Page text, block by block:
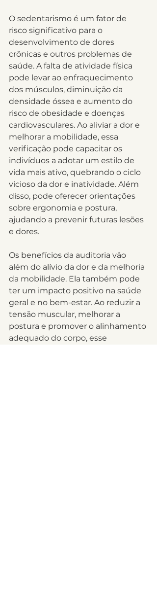
O sedentarismo é um fator de
risco significativo para o
desenvolvimento de dores
crônicas e outros problemas de
saúde. A falta de atividade física
pode levar ao enfraquecimento
dos músculos, diminuição da
densidade óssea e aumento do
risco de obesidade e doenças
cardiovasculares. Ao aliviar a dor e
melhorar a mobilidade, essa
verificação pode capacitar os
indivíduos a adotar um estilo de
vida mais ativo, quebrando o ciclo
vicioso da dor e inatividade. Além
disso, pode oferecer orientações
sobre ergonomia e postura,
ajudando a prevenir futuras lesões
e dores.
Os benefícios da auditoria vão
além do alívio da dor e da melhoria
da mobilidade. Ela também pode
ter um impacto positivo na saúde
geral e no bem-estar. Ao reduzir a
tensão muscular, melhorar a
postura e promover o alinhamento
adequado do corpo, esse